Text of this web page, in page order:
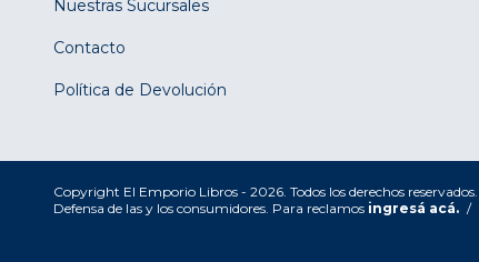
Nuestras Sucursales
Contacto
Política de Devolución
Copyright El Emporio Libros - 2026. Todos los derechos reservados.
Defensa de las y los consumidores. Para reclamos ingresá acá. /